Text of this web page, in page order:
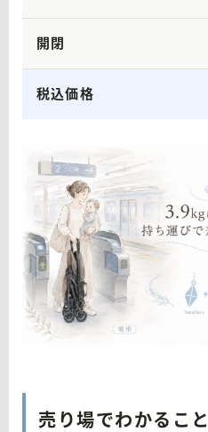
開閉
税込価格
売り場でわかること